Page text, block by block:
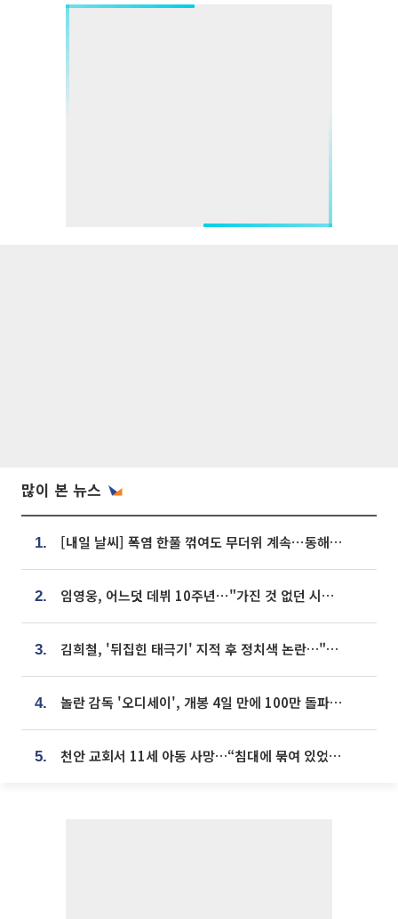
많이 본 뉴스
1. [내일 날씨] 폭염 한풀 꺾여도 무더위 계속⋯동해안 이틀 연속 비
2. 임영웅, 어느덧 데뷔 10주년⋯"가진 것 없던 시절, 내 앞엔 20명의 팬뿐"
3. 김희철, '뒤집힌 태극기' 지적 후 정치색 논란…"좌우 떠나 우리나라 국기"
4. 놀란 감독 '오디세이', 개봉 4일 만에 100만 돌파⋯'왕사남' 보다 빠르다
5. 천안 교회서 11세 아동 사망…“침대에 묶여 있었다” 진술 확보